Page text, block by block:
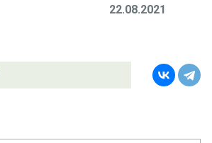
22.08.2021